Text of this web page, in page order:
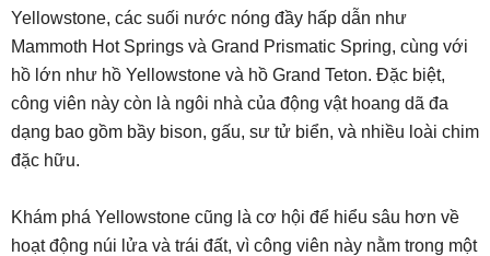
Yellowstone, các suối nước nóng đầy hấp dẫn như
Mammoth Hot Springs và Grand Prismatic Spring, cùng với
hồ lớn như hồ Yellowstone và hồ Grand Teton. Đặc biệt,
công viên này còn là ngôi nhà của động vật hoang dã đa
dạng bao gồm bầy bison, gấu, sư tử biển, và nhiều loài chim
đặc hữu.
Khám phá Yellowstone cũng là cơ hội để hiểu sâu hơn về
hoạt động núi lửa và trái đất, vì công viên này nằm trong một